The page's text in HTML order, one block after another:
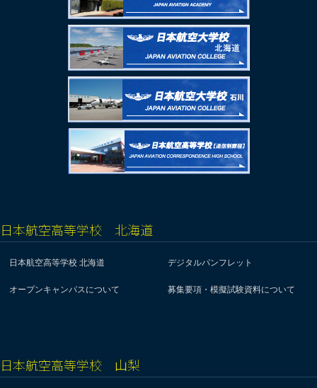
日本航空高等学校 北海道
日本航空高等学校 北海道 デジタルパンフレット
オープンキャンパスについて 募集要項・模擬試験資料について
日本航空高等学校 山梨